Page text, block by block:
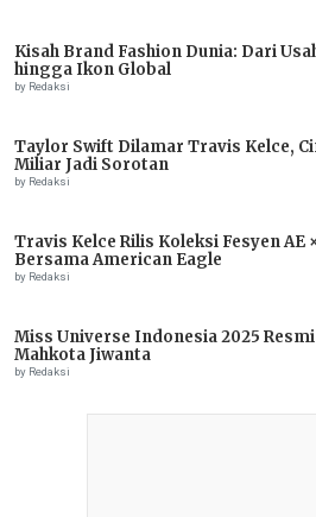
Kisah Brand Fashion Dunia: Dari
hingga Ikon Global
by Redaksi
Taylor Swift Dilamar Travis Kelce,
Miliar Jadi Sorotan
by Redaksi
Travis Kelce Rilis Koleksi Fesyen AE
Bersama American Eagle
by Redaksi
Miss Universe Indonesia 2025
Mahkota Jiwanta
by Redaksi